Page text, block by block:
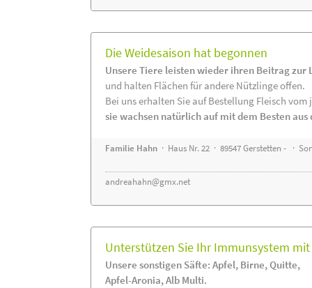
Die Weidesaison hat begonnen
Unsere Tiere leisten wieder ihren Beitrag zur
und halten Flächen für andere Nützlinge offen.
Bei uns erhalten Sie auf Bestellung Fleisch
sie wachsen natürlich auf mit dem Besten aus
Familie Hahn · Haus Nr. 22 · 89547 Gerstetten - ·
andreahahn@gmx.net
Unterstützen Sie Ihr Immunsystem
Unsere sonstigen Säfte: Apfel, Birne, Quitte,
Apfel-Aronia, Alb Multi.